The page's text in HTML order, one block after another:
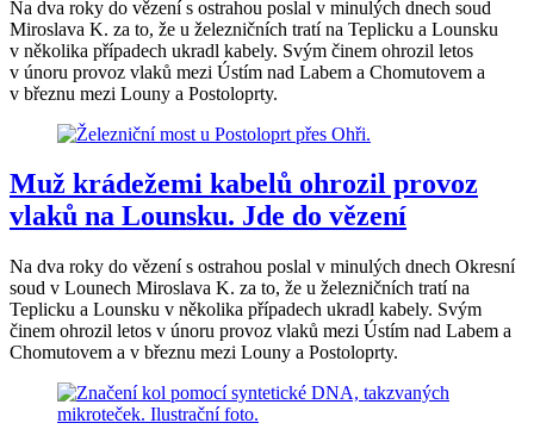
Na dva roky do vězení s ostrahou poslal v minulých dnech soud
Miroslava K. za to, že u železničních tratí na Teplicku a Lounsku
v několika případech ukradl kabely. Svým činem ohrozil letos
v únoru provoz vlaků mezi Ústím nad Labem a Chomutovem a
v březnu mezi Louny a Postoloprty.
Muž krádežemi kabelů ohrozil provoz
vlaků na Lounsku. Jde do vězení
Na dva roky do vězení s ostrahou poslal v minulých dnech Okresní
soud v Lounech Miroslava K. za to, že u železničních tratí na
Teplicku a Lounsku v několika případech ukradl kabely. Svým
činem ohrozil letos v únoru provoz vlaků mezi Ústím nad Labem a
Chomutovem a v březnu mezi Louny a Postoloprty.